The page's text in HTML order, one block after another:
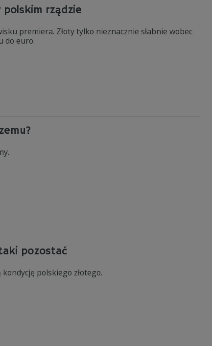
rządzie
premiera. Złoty tylko nieznacznie słabnie wobec
do euro.
pozostać
polskiego złotego.